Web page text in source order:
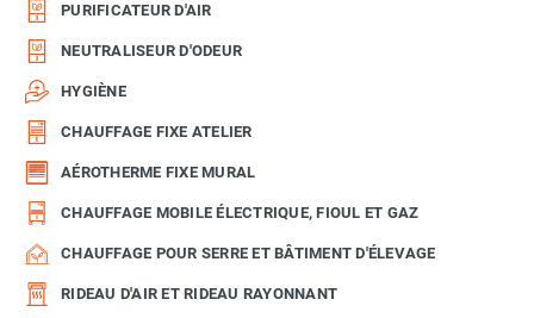
PURIFICATEUR D'AIR
NEUTRALISEUR D'ODEUR
HYGIÈNE
CHAUFFAGE FIXE ATELIER
AÉROTHERME FIXE MURAL
CHAUFFAGE MOBILE ÉLECTRIQUE, FIOUL ET GAZ
CHAUFFAGE POUR SERRE ET BÂTIMENT D'ÉLEVAGE
RIDEAU D'AIR ET RIDEAU RAYONNANT